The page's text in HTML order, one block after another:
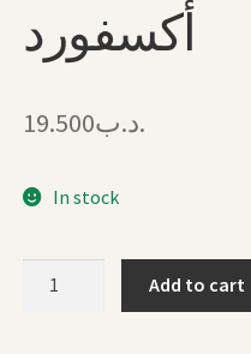
أكسفورد
.د.ب19.500
In stock
Add to cart